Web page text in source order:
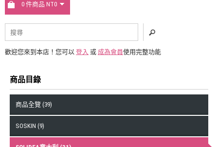
0 件商品 NT0
歡迎您來到本店！您可以 登入 或 成為會員使用完整功能
商品目錄
商品全覽 (39)
SOSKIN (9)